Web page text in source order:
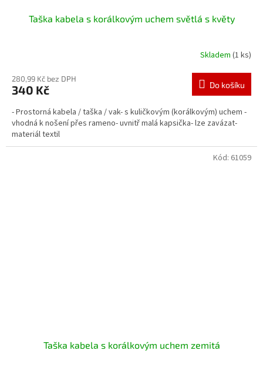
Taška kabela s korálkovým uchem světlá s květy
Skladem (1 ks)
280,99 Kč bez DPH
340 Kč Do košíku
- Prostorná kabela / taška / vak- s kuličkovým (korálkovým) uchem -
vhodná k nošení přes rameno- uvnitř malá kapsička- lze zavázat-
materiál textil
Taška kabela s korálkovým uchem zemitá
Kód: 61059